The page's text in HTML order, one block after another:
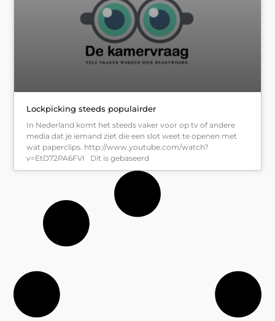
Lockpicking steeds populairder
In Nederland komt het steeds vaker voor op tv of andere
media dat je iemand ziet die een slot weet te openen met
wat paperclips. http://www.youtube.com/watch?
v=EtD72PA6FVI Dit is gebaseerd